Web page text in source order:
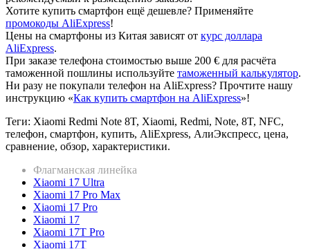
Хотите купить смартфон ещё дешевле? Применяйте
промокоды AliExpress!
Цены на смартфоны из Китая зависят от курс доллара
AliExpress.
При заказе телефона стоимостью выше 200 € для расчёта
таможенной пошлины используйте таможенный калькулятор.
Ни разу не покупали телефон на AliExpress? Прочтите нашу
инструкцию «Как купить смартфон на AliExpress»!
Теги: Xiaomi Redmi Note 8T, Xiaomi, Redmi, Note, 8T, NFC,
телефон, смартфон, купить, AliExpress, АлиЭкспресс, цена,
сравнение, обзор, характеристики.
Флагманская линейка
Xiaomi 17 Ultra
Xiaomi 17 Pro Max
Xiaomi 17 Pro
Xiaomi 17
Xiaomi 17T Pro
Xiaomi 17T